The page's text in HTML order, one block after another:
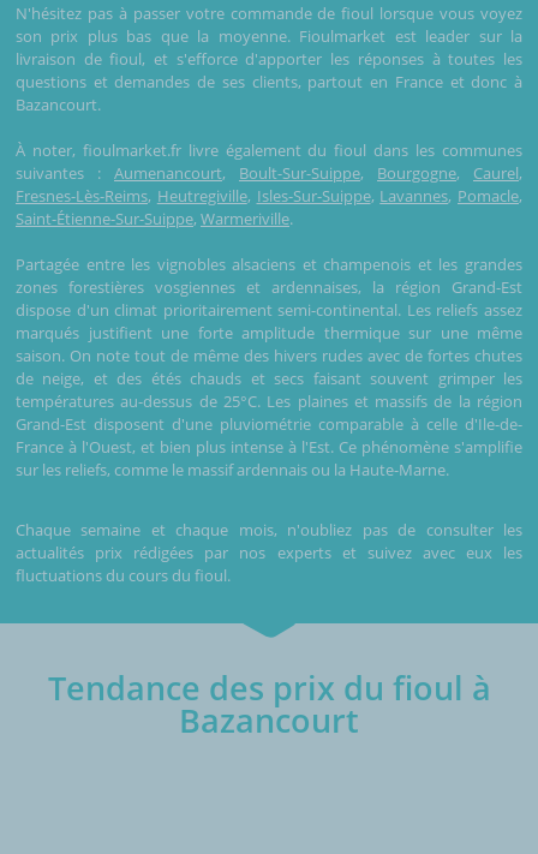
N'hésitez pas à passer votre commande de fioul lorsque vous voyez
son prix plus bas que la moyenne. Fioulmarket est leader sur la
livraison de fioul, et s'efforce d'apporter les réponses à toutes les
questions et demandes de ses clients, partout en France et donc à
Bazancourt.
À noter, fioulmarket.fr livre également du fioul dans les communes
suivantes : Aumenancourt, Boult-Sur-Suippe, Bourgogne, Caurel,
Fresnes-Lès-Reims, Heutregiville, Isles-Sur-Suippe, Lavannes, Pomacle,
Saint-Étienne-Sur-Suippe, Warmeriville.
Partagée entre les vignobles alsaciens et champenois et les grandes
zones forestières vosgiennes et ardennaises, la région Grand-Est
dispose d'un climat prioritairement semi-continental. Les reliefs assez
marqués justifient une forte amplitude thermique sur une même
saison. On note tout de même des hivers rudes avec de fortes chutes
de neige, et des étés chauds et secs faisant souvent grimper les
températures au-dessus de 25°C. Les plaines et massifs de la région
Grand-Est disposent d'une pluviométrie comparable à celle d'Ile-de-
France à l'Ouest, et bien plus intense à l'Est. Ce phénomène s'amplifie
sur les reliefs, comme le massif ardennais ou la Haute-Marne.
Chaque semaine et chaque mois, n'oubliez pas de consulter les
actualités prix rédigées par nos experts et suivez avec eux les
fluctuations du cours du fioul.
Tendance des prix du fioul à
Bazancourt